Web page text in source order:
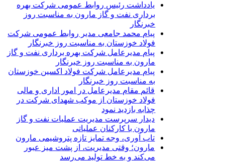
یادداشت رئیس روابط عمومی شرکت بهره
برداری نفت و گاز مارون به مناسبت روز
خبرنگار
پیام محمد جامعی مدیر روابط عمومی شرکت
فولاد خوزستان به مناسبت روز خبرنگار
پیام مدیرعامل شرکت بهره برداری نفت و گاز
مارون به مناسبت روز خبرنگار
پیام مدیرعامل شرکت فولاد اکسین خوزستان
به مناسبت روز خبرنگار
قائم مقام مدیرعامل در امور اداری و مالی
فولاد خوزستان از موکب شهدای شرکت در
چذابه بازدید نمود
دیدار سرپرست مدیریت عملیات نفت و گاز
مارون با کارکنان عملیاتی
تاب آوری، وجه تمایز تازه پتروشیمی مارون
مارون؛ وقتی مدیریت، از پشت میز عبور
می‌کند و به خط تولید می‌رسد